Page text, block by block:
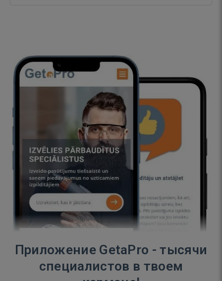
Приложение GetaPro - тысячи
специалистов в твоем